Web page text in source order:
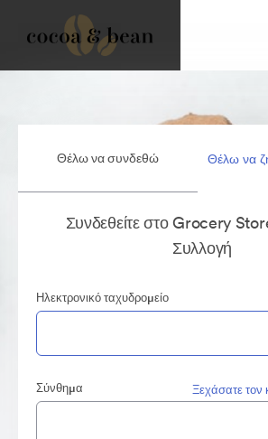
Θέλω να συνδεθώ Θέλω να
Συνδεθείτε στο Grocery
Συλλογή
Ηλεκτρονικό ταχυδρομείο
Σύνθημα Ξεχάσατε